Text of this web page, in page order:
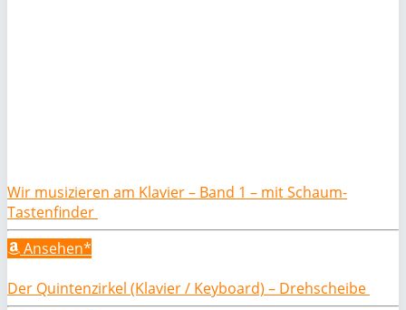
Wir musizieren am Klavier – Band 1 – mit Schaum-
Tastenfinder
Ansehen*
Der Quintenzirkel (Klavier / Keyboard) – Drehscheibe